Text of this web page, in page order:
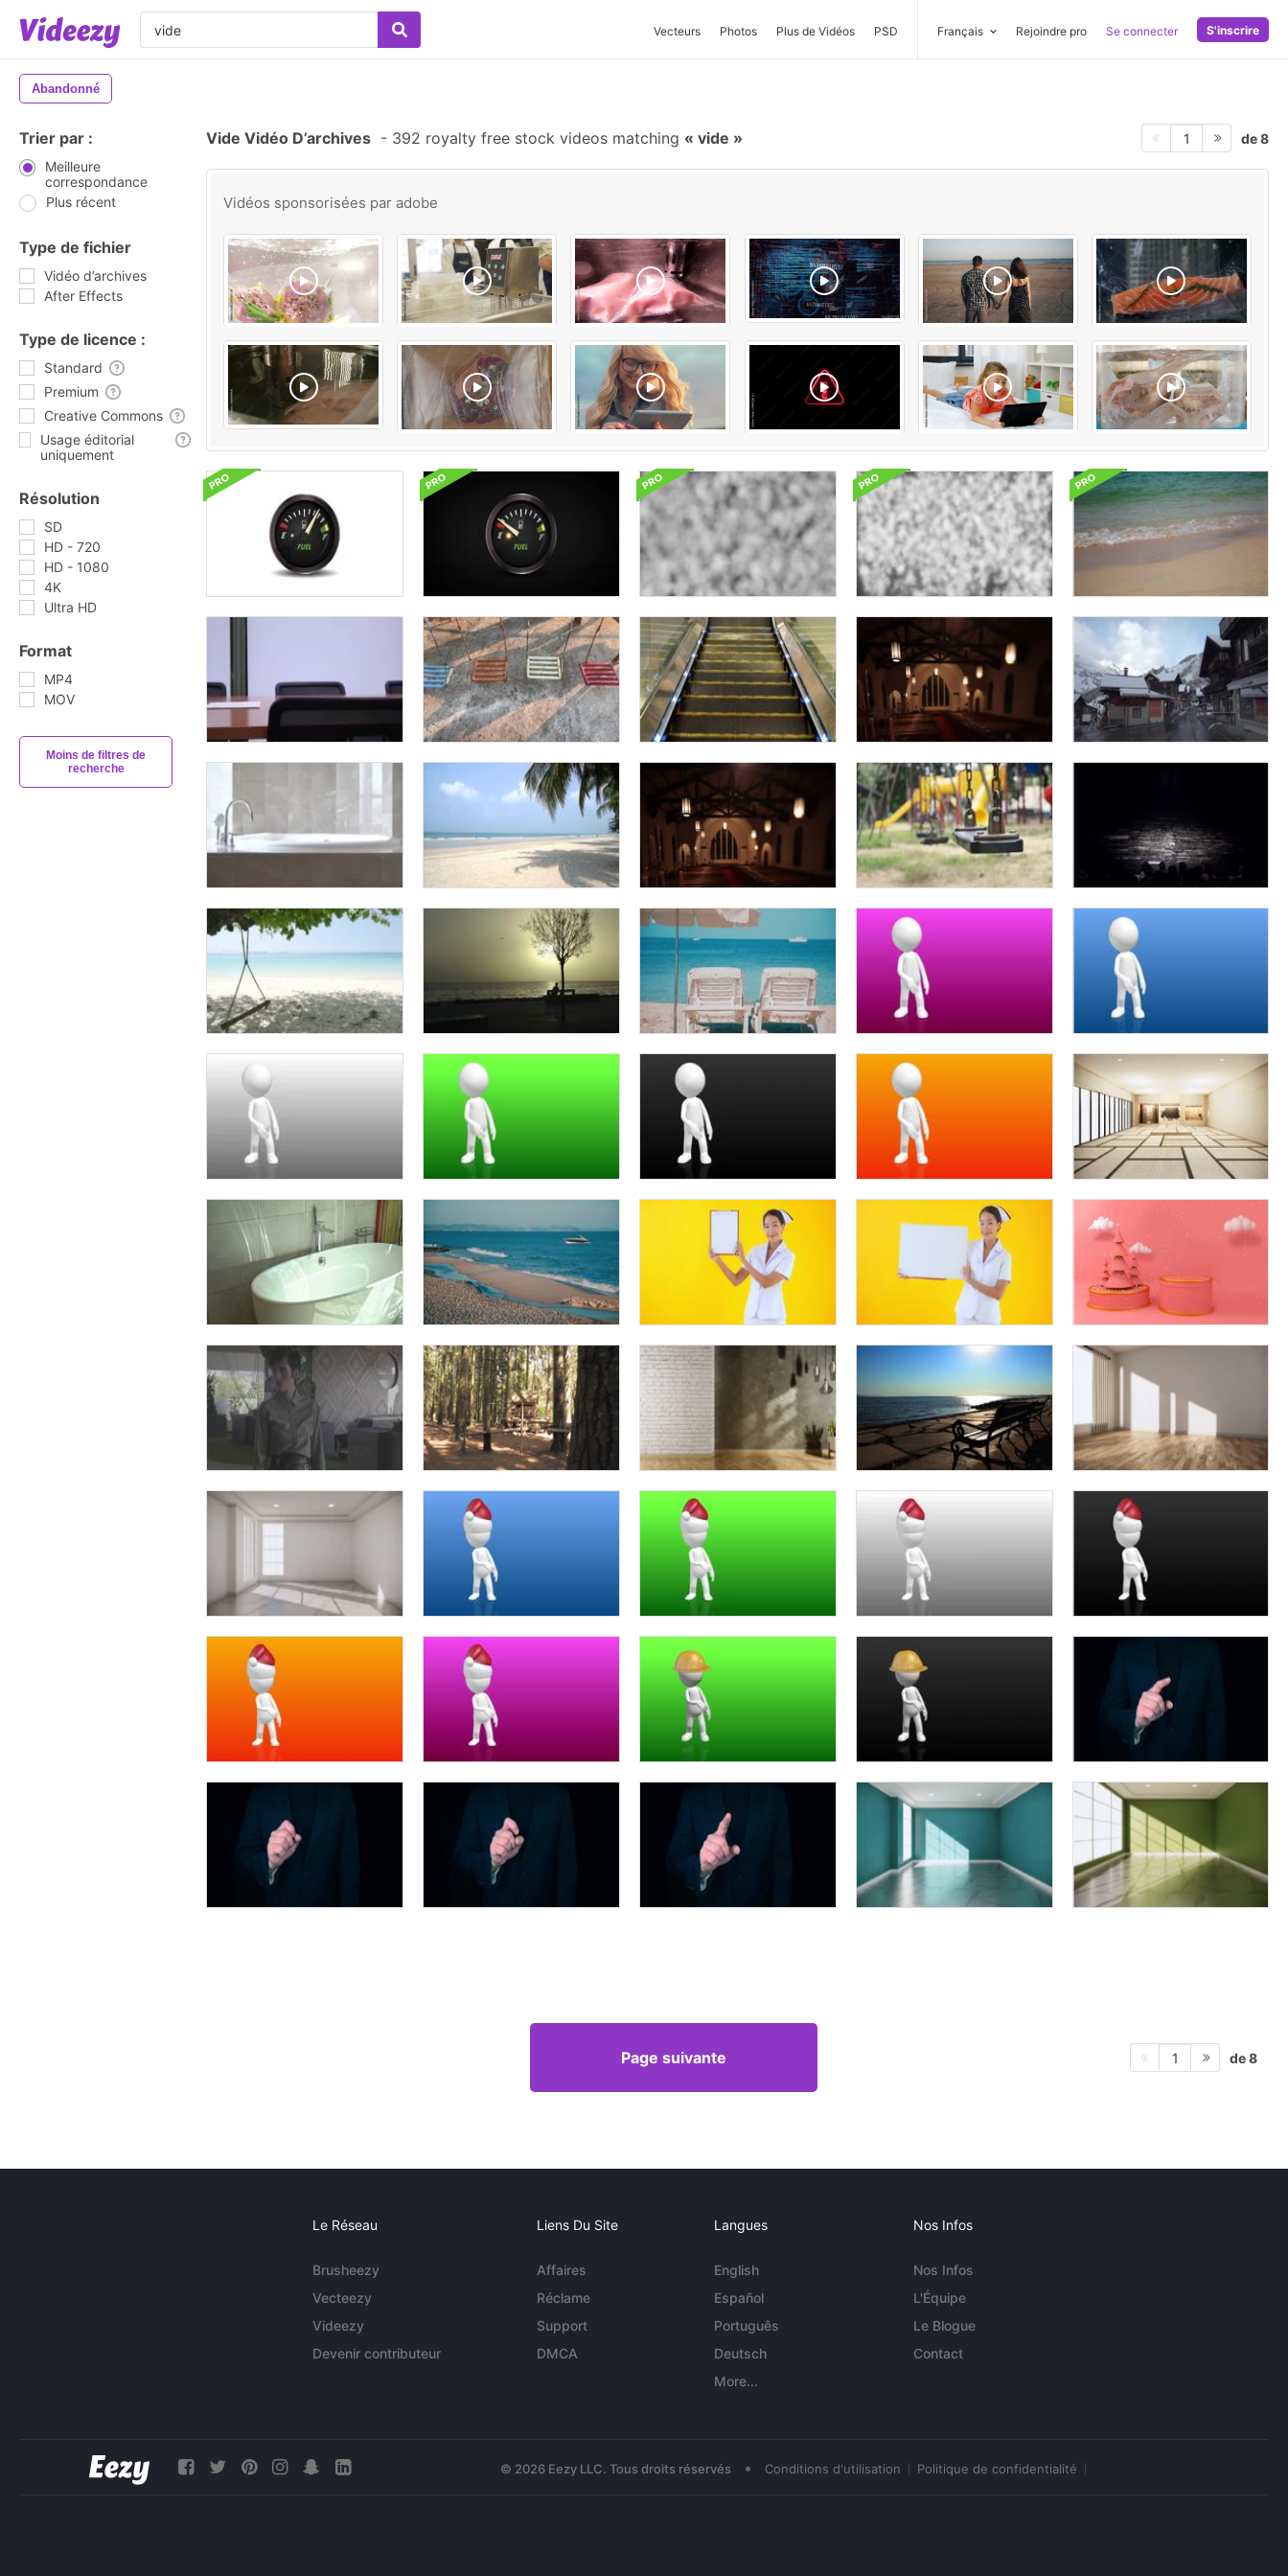
Vecteurs Photos Plus de Vidéos PSD Français Rejoindre pro Se connecter S'inscrire
Abandonné
Trier par :
Meilleure
correspondance
Plus récent
Type de fichier
Vidéo d’archives
After Effects
Type de licence :
Standard
Premium
Creative Commons
Usage éditorial
uniquement
Résolution
SD
HD - 720
HD - 1080
4K
Ultra HD
Format
MP4
MOV
Moins de filtres de
recherche
Vide Vidéo D’archives - 392 royalty free stock videos matching vide 1 de 8
Vidéos sponsorisées par adobe
Page suivante 1 de 8
Le Réseau
Brusheezy
Vecteezy
Videezy
Devenir contributeur
Liens Du Site
Affaires
Réclame
Support
DMCA
Langues
English
Español
Português
Deutsch
More...
Nos Infos
Nos Infos
L'Équipe
Le Blogue
Contact
© 2026 Eezy LLC. Tous droits réservés • Conditions d'utilisation Politique de confidentialité